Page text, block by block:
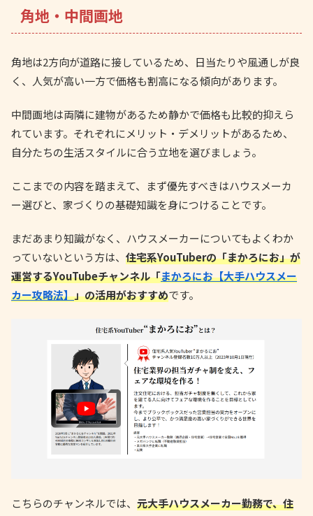
角地・中間画地
角地は2方向が道路に接しているため、日当たりや風通しが良
く、人気が高い一方で価格も割高になる傾向があります。
中間画地は両隣に建物があるため静かで価格も比較的抑えら
れています。それぞれにメリット・デメリットがあるため、
自分たちの生活スタイルに合う立地を選びましょう。
ここまでの内容を踏まえて、まず優先すべきはハウスメーカ
ー選びと、家づくりの基礎知識を身につけることです。
まだあまり知識がなく、ハウスメーカーについてもよくわか
っていないという方は、 住宅系YouTuberの「まかろにお」が
運営するYouTubeチャンネル「まかろにお【大手ハウスメー
カー攻略法】」の活用がおすすめです。
こちらのチャンネルでは、 元大手ハウスメーカー勤務で、住